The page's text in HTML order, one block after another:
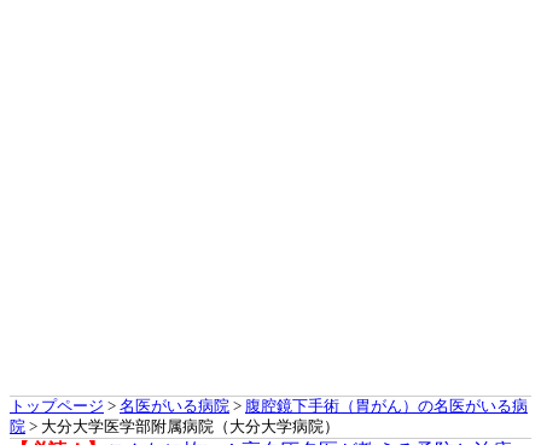
トップページ > 名医がいる病院 > 腹腔鏡下手術（胃がん）の名医がいる病
院 > 大分大学医学部附属病院（大分大学病院）